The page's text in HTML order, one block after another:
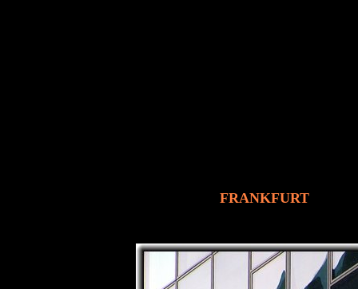
FRANKFURT